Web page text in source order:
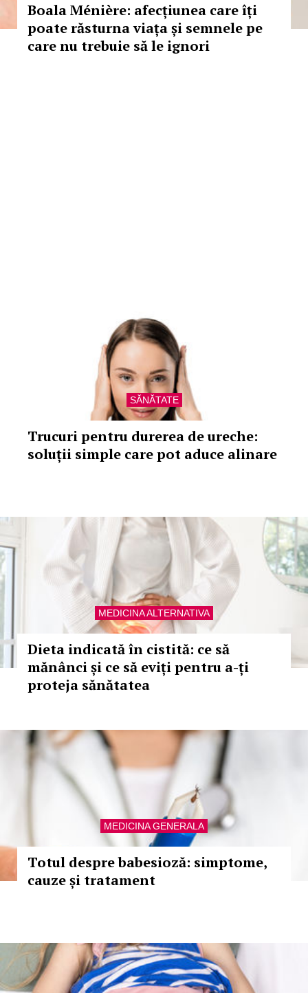
Boala Ménière: afecțiunea care îți
poate răsturna viața și semnele pe
care nu trebuie să le ignori
SĂNĂTATE
Trucuri pentru durerea de ureche:
soluții simple care pot aduce alinare
MEDICINA ALTERNATIVA
Dieta indicată în cistită: ce să
mănânci și ce să eviți pentru a-ți
proteja sănătatea
MEDICINA GENERALA
Totul despre babesioză: simptome,
cauze și tratament